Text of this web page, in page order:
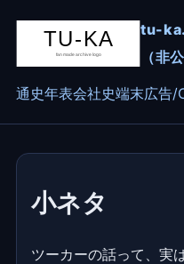
tu-
（非
通史年表会社史端末広告/
小ネタ
ツーカーの話って、実